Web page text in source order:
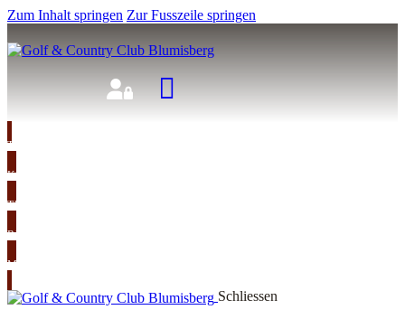
Zum Inhalt springen Zur Fusszeile springen
TEETIME
KURSE
TURNIERE
RESTAURANT
MITGLIED WERDEN
Schliessen